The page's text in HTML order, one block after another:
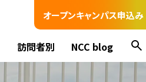
オープンキャンパス申込み
訪問者別 NCC blog